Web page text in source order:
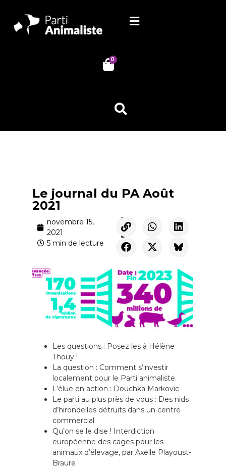
0
Le journal du PA Août
2021
novembre 15,
2021
5 min de lecture
Les questions : Posez les à Hélène
Thouy !
La question : Comment s’investir
localement pour le Parti animaliste.
L’élue en action : Douchka Markovic
Le parti au plus près de vous : Des nids
d’hirondelles détruits dans un centre
commercial
Qu’on se le dise ! Interdiction
européenne des cages pour les
animaux d’élevage, par Axelle Playoust-
Braure